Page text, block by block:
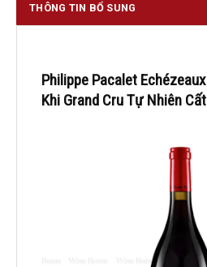
THÔNG TIN BỔ SUNG
Philippe Pacalet
Khi Grand Cru Tự Nhiên